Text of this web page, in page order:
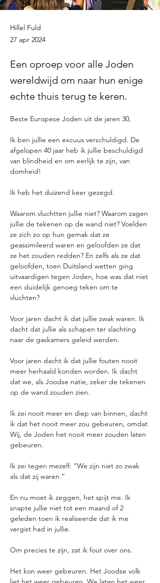
Hillel Fuld
27 apr 2024
Een oproep voor alle Joden
wereldwijd om naar hun enige
echte thuis terug te keren.
Beste Europese Joden uit de jaren 30,
Ik ben jullie een excuus verschuldigd. De
afgelopen 40 jaar heb ik jullie beschuldigd
van blindheid en om eerlijk te zijn, van
domheid!
Ik heb het duizend keer gezegd.
Waarom vluchtten jullie niet? Waarom zagen
jullie de tekenen op de wand niet? Voelden
ze zich zo op hun gemak dat ze
geassimileerd waren en geloofden ze dat
ze het zouden redden? En zelfs als ze dat
geloofden, toen Duitsland wetten ging
uitvaardigen tegen Joden, hoe was dat niet
een duidelijk genoeg teken om te
vluchten?
Voor jaren dacht ik dat jullie zwak waren. Ik
dacht dat jullie als schapen ter slachting
naar de gaskamers geleid werden.
Voor jaren dacht ik dat jullie fouten nooit
meer herhaald konden worden. Ik dacht
dat we, als Joodse natie, zeker de tekenen
op de wand zouden zien.
Ik zei nooit meer en diep van binnen, dacht
ik dat het nooit meer zou gebeuren, omdat
Wij, de Joden het nooit meer zouden laten
gebeuren.
Ik zei tegen mezelf: “We zijn niet zo zwak
als dat zij waren.”
En nu moet ik zeggen, het spijt me. Ik
snapte jullie niet tot een maand of 2
geleden toen ik realiseerde dat ik me
vergist had in jullie.
Om precies te zijn, zat ik fout over ons.
Het kon weer gebeuren. Het Joodse volk